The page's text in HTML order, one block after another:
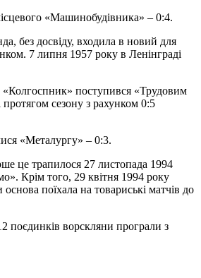
«Машинобудівника» – 0:4.
без досвіду, входила в новий для
7 липня 1957 року в Ленінграді
«Колгоспник» поступився «Трудовим
сезону з рахунком 0:5
«Металургу» – 0:3.
це трапилося 27 листопада 1994
Крім того, 29 квітня 1994 року
поїхала на товариські матчів до
поєдинків ворскляни програли з